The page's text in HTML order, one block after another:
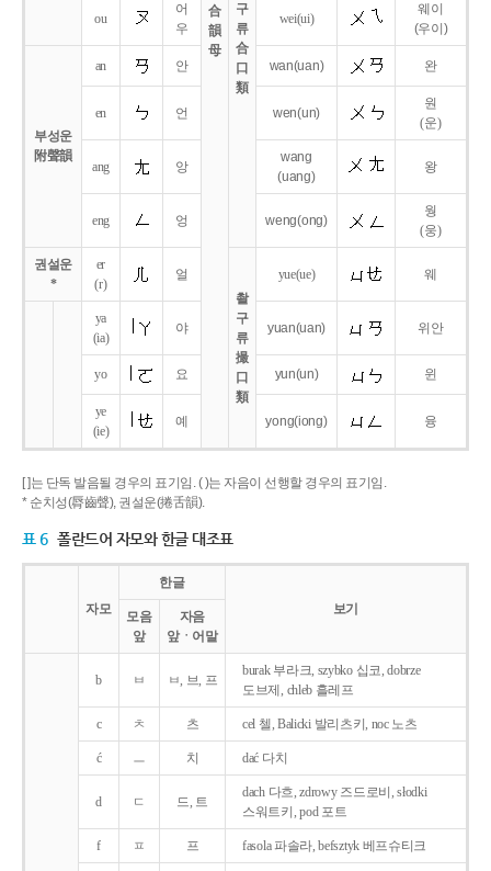
合
韻
母
구
류
合
口
類
ou
어
우
wei(ui)
웨이
(우이)
부성운
附聲韻
an 안 wan(uan) 완
en 언 wen(un)
원
(운)
ang 앙
wang
(uang)
왕
eng 엉 weng(ong)
웡
(웅)
권설운
*
er
(r)
얼
촬
구
류
撮
口
類
yue(ue) 웨
ya
(ia)
야 yuan(uan) 위안
yo 요 yun(un) 윈
ye
(ie)
예 yong(iong) 융
[ ]는 단독 발음될 경우의 표기임. ( )는 자음이 선행할 경우의 표기임.
* 순치성(脣齒聲), 권설운(捲舌韻).
표 6 폴란드어 자모와 한글 대조표
자모
한글
보기
모음
앞
자음
앞ㆍ어말
b ㅂ ㅂ, 브, 프
burak 부라크, szybko 십코, dobrze
도브제, chleb 흘레프
c ㅊ 츠 cel 첼, Balicki 발리츠키, noc 노츠
ć ㅡ 치 dać 다치
d ㄷ 드, 트
dach 다흐, zdrowy 즈드로비, słodki
스워트키, pod 포트
f ㅍ 프 fasola 파솔라, befsztyk 베프슈티크